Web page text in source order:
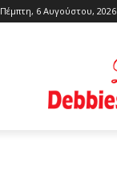
Πέμπτη, 6 Αυγούστου, 2026